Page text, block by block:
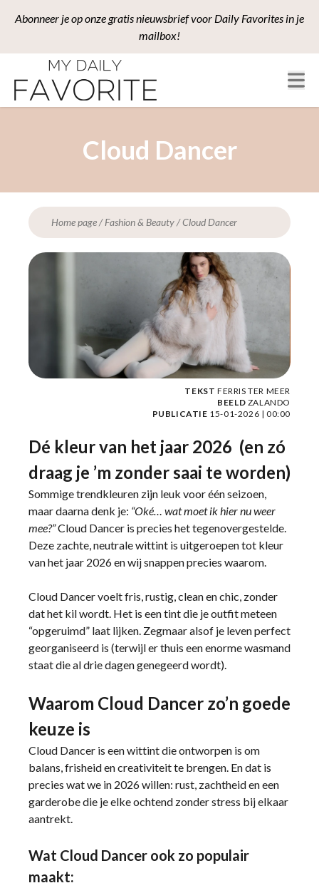
Abonneer je op onze gratis nieuwsbrief voor Daily Favorites in je
mailbox!
Cloud Dancer
Home page/Fashion & Beauty/Cloud Dancer
TEKST FERRIS TER MEER
BEELD ZALANDO
PUBLICATIE 15-01-2026 | 00:00
Dé kleur van het jaar 2026 (en zó
draag je ’m zonder saai te worden)
Sommige trendkleuren zijn leuk voor één seizoen,
maar daarna denk je: “Oké… wat moet ik hier nu weer
mee?”Cloud Dancer is precies het tegenovergestelde.
Deze zachte, neutrale wittint is uitgeroepen tot kleur
van het jaar 2026 en wij snappen precies waarom.
Cloud Dancer voelt fris, rustig, clean en chic, zonder
dat het kil wordt. Het is een tint die je outfit meteen
“opgeruimd” laat lijken. Zegmaar alsof je leven perfect
georganiseerd is (terwijl er thuis een enorme wasmand
staat die al drie dagen genegeerd wordt).
Waarom Cloud Dancer zo’n goede
keuze is
Cloud Dancer is een wittint die ontworpen is om
balans, frisheid en creativiteit te brengen. En dat is
precies wat we in 2026 willen: rust, zachtheid en een
garderobe die je elke ochtend zonder stress bij elkaar
aantrekt.
Wat Cloud Dancer ook zo populair
maakt: